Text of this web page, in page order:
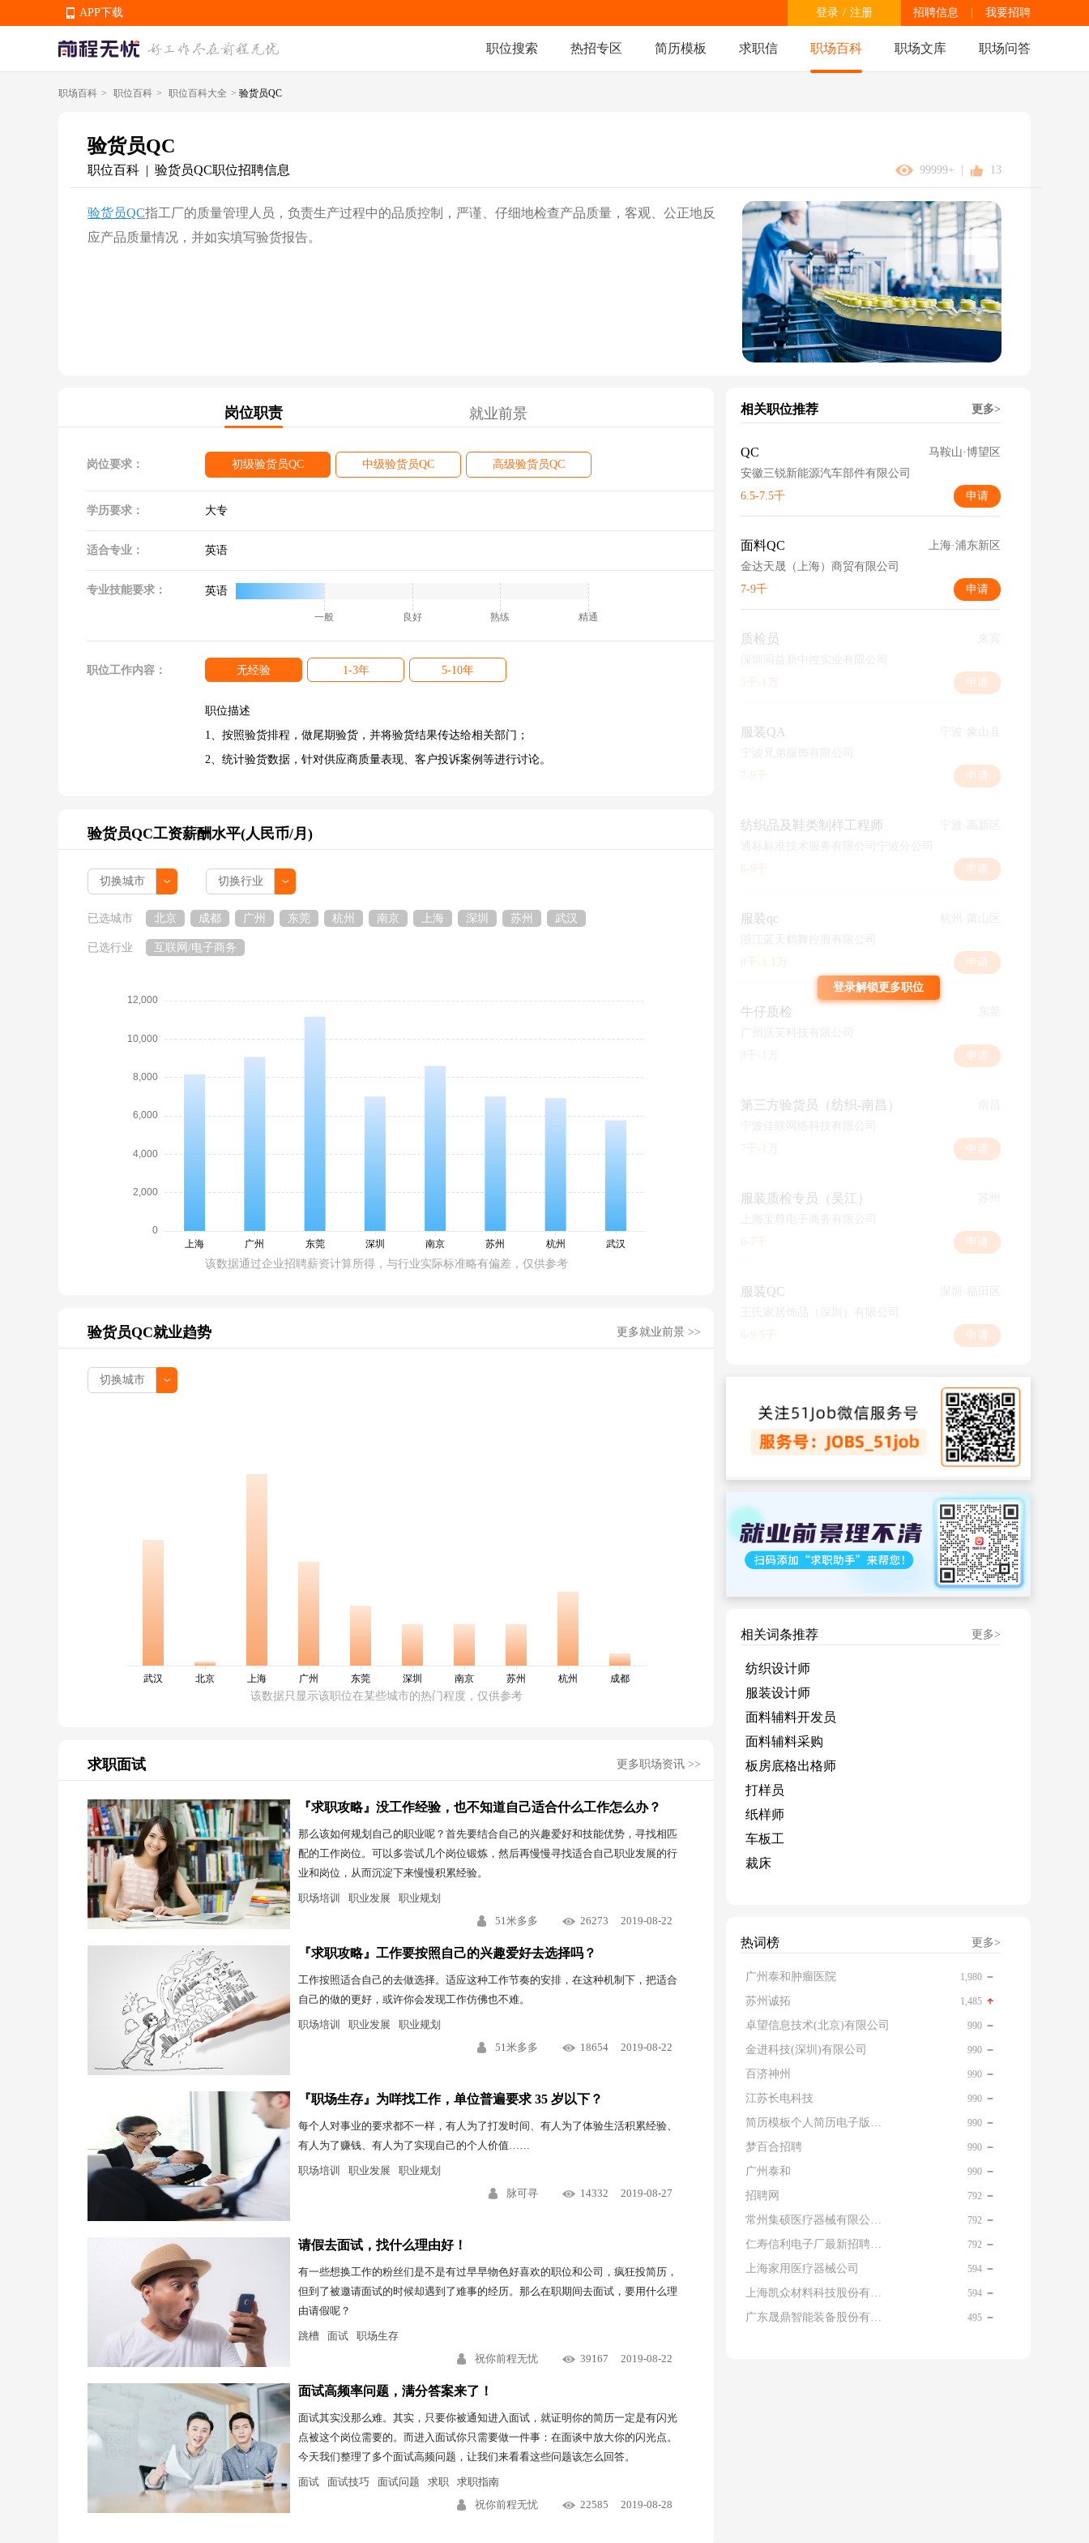
APP下载 招聘信息 我要招聘
登录 / 注册
职位搜索 热招专区 简历模板 求职信 职场百科 职场文库 职场问答
职场百科 > 职位百科 > 职位百科大全 > 验货员QC
验货员QC
职位百科 | 验货员QC职位招聘信息 99999+ 13
验货员QC指工厂的质量管理人员，负责生产过程中的品质控制，严谨、仔细地检查产品质量，客观、公正地反
应产品质量情况，并如实填写验货报告。
岗位职责 就业前景
岗位要求： 初级验货员QC 中级验货员QC 高级验货员QC
学历要求： 大专
适合专业： 英语
专业技能要求： 英语
一般 良好 熟练 精通
职位工作内容： 无经验 1-3年 5-10年
职位描述
1、按照验货排程，做尾期验货，并将验货结果传达给相关部门；
2、统计验货数据，针对供应商质量表现、客户投诉案例等进行讨论。
验货员QC工资薪酬水平(人民币/月)
已选城市 北京 成都 广州 东莞 杭州 南京 上海 深圳 苏州 武汉
已选行业 互联网/电子商务
该数据通过企业招聘薪资计算所得，与行业实际标准略有偏差，仅供参考
验货员QC就业趋势 更多就业前景 >>
该数据只显示该职位在某些城市的热门程度，仅供参考
求职面试 更多职场资讯 >>
『求职攻略』没工作经验，也不知道自己适合什么工作怎么办？
那么该如何规划自己的职业呢？首先要结合自己的兴趣爱好和技能优势，寻找相匹
配的工作岗位。可以多尝试几个岗位锻炼，然后再慢慢寻找适合自己职业发展的行
业和岗位，从而沉淀下来慢慢积累经验。
职场培训 职业发展
职业规划
51米多多
26273 2019-08-22
『求职攻略』工作要按照自己的兴趣爱好去选择吗？
工作按照适合自己的去做选择。适应这种工作节奏的安排，在这种机制下，把适合
自己的做的更好，或许你会发现工作仿佛也不难。
职场培训 职业发展
职业规划
51米多多
18654 2019-08-22
『职场生存』为咩找工作，单位普遍要求 35 岁以下？
每个人对事业的要求都不一样，有人为了打发时间、有人为了体验生活积累经验、
有人为了赚钱、有人为了实现自己的个人价值……
职场培训 职业发展
职业规划
脉可寻
14332 2019-08-27
请假去面试，找什么理由好！
有一些想换工作的粉丝们是不是有过早早物色好喜欢的职位和公司，疯狂投简历，
但到了被邀请面试的时候却遇到了难事的经历。那么在职期间去面试，要用什么理
由请假呢？
跳槽 面试
职场生存
祝你前程无忧
39167 2019-08-22
面试高频率问题，满分答案来了！
面试其实没那么难。其实，只要你被通知进入面试，就证明你的简历一定是有闪光
点被这个岗位需要的。而进入面试你只需要做一件事：在面谈中放大你的闪光点。
今天我们整理了多个面试高频问题，让我们来看看这些问题该怎么回答。
面试 面试技巧 面试问题 求职
求职指南
祝你前程无忧
22585 2019-08-28
相关职位推荐 更多>
QC
马鞍山·博望区
安徽三锐新能源汽车部件有限公司
6.5-7.5千
申请
面料QC
上海·浦东新区
金达天晟（上海）商贸有限公司
7-9千
申请
质检员
5千-1万
申请
服装QA
7-9千
申请
纺织品及鞋类制样工程师
6-9千
申请
服装qc
8千-1.1万
申请
牛仔质检
8千-1万
申请
第三方验货员（纺织-南昌）
7千-1万
申请
服装质检专员（吴江）
6-7千
申请
服装QC
6-9.5千
申请
登录解锁更多职位
相关词条推荐 更多>
纺织设计师
服装设计师
面料辅料开发员
面料辅料采购
板房底格出格师
打样员
纸样师
车板工
裁床
热词榜 更多>
广州泰和肿瘤医院 1,980
苏州诚拓 1,485
卓望信息技术(北京)有限公司 990
金进科技(深圳)有限公司 990
百济神州 990
江苏长电科技 990
简历模板个人简历电子版免费 990
梦百合招聘 990
广州泰和 990
招聘网 792
常州集硕医疗器械有限公司 名片 792
仁寿信利电子厂最新招聘信息查询 792
上海家用医疗器械公司 594
上海凯众材料科技股份有限公司招聘电话 594
广东晟鼎智能装备股份有限公司 495